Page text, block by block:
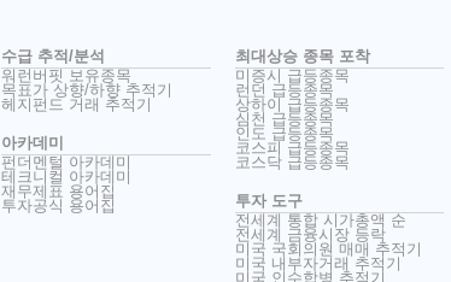
수급 추적/분석
워런버핏 보유종목
목표가 상향/하향 추적기
헤지펀드 거래 추적기
아카데미
펀더멘털 아카데미
테크니컬 아카데미
재무제표 용어집
투자공식 용어집
최대상승 종목 포착
미증시 급등종목
런던 급등종목
상하이 급등종목
심천 급등종목
인도 급등종목
코스피 급등종목
코스닥 급등종목
투자 도구
전세계 통합 시가총액 순
전세계 금융시장 등락
미국 국회의원 매매 추적기
미국 내부자거래 추적기
미국 인수합병 추적기